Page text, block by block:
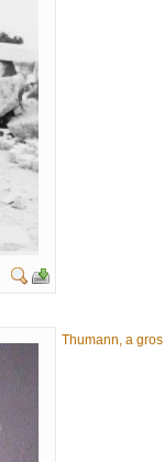
Thumann, a